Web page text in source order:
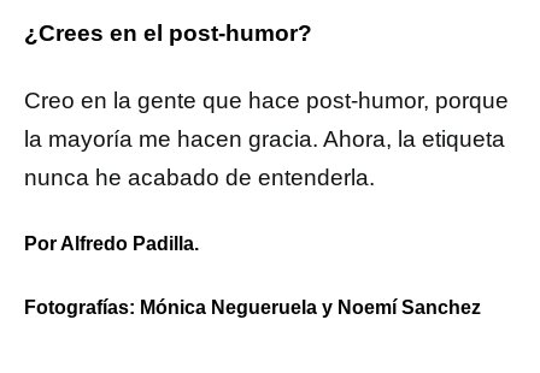
¿Crees en el post-humor?
Creo en la gente que hace post-humor, porque
la mayoría me hacen gracia. Ahora, la etiqueta
nunca he acabado de entenderla.
Por Alfredo Padilla.
Fotografías: Mónica Negueruela y Noemí Sanchez